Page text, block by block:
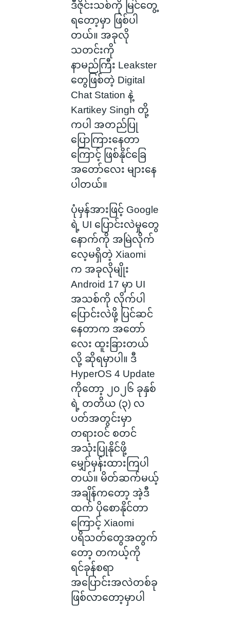
ဒီဇိုင်းသစ်ကို မြင်တွေ့
ရတော့မှာ ဖြစ်ပါ
တယ်။ အခုလို
သတင်းကို
နာမည်ကြီး Leakster
တွေဖြစ်တဲ့ Digital
Chat Station နဲ့
Kartikey Singh တို့
ကပါ အတည်ပြု
ပြောကြားနေတာ
ကြောင့် ဖြစ်နိုင်ခြေ
အတော်လေး များနေ
ပါတယ်။
ပုံမှန်အားဖြင့် Google
ရဲ့ UI ပြောင်းလဲမှုတွေ
နောက်ကို အမြဲလိုက်
လေ့မရှိတဲ့ Xiaomi
က အခုလိုမျိုး
Android 17 မှာ UI
အသစ်ကို လိုက်ပါ
ပြောင်းလဲဖို့ ပြင်ဆင်
နေတာက အတော်
လေး ထူးခြားတယ်
လို့ ဆိုရမှာပါ။ ဒီ
HyperOS 4 Update
ကိုတော့ ၂၀၂၆ ခုနှစ်
ရဲ့ တတိယ (၃) လ
ပတ်အတွင်းမှာ
တရားဝင် စတင်
အသုံးပြုနိုင်ဖို့
မျှော်မှန်းထားကြပါ
တယ်။ မိတ်ဆက်မယ့်
အချိန်ကတော့ အဲ့ဒီ
ထက် ပိုစောနိုင်တာ
ကြောင့် Xiaomi
ပရိသတ်တွေအတွက်
တော့ တကယ့်ကို
ရင်ခုန်စရာ
အပြောင်းအလဲတစ်ခု
ဖြစ်လာတော့မှာပါ